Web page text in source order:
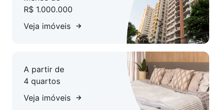
R$ 1.000.000
Veja imóveis
A partir de
4 quartos
Veja imóveis